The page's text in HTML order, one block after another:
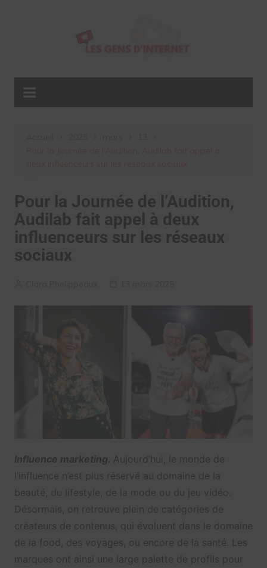
Pour la Journée de l’Audition,
Audilab fait appel à deux
influenceurs sur les réseaux
sociaux
Influence marketing. Aujourd’hui, le monde de
l’influence n’est plus réservé au domaine de la
beauté, du lifestyle, de la mode ou du jeu vidéo.
Désormais, on retrouve plein de catégories de
créateurs de contenus, qui évoluent dans le domaine
de la food, des voyages, ou encore de la santé. Les
marques ont ainsi une large palette de profils pour